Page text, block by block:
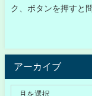
ク、ボタンを押すと
アーカイブ